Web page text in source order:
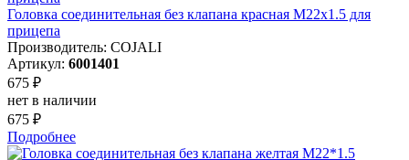
Головка соединительная без клапана красная M22x1.5 для
прицепа
Производитель: COJALI
Артикул: 6001401
675 ₽
нет в наличии
675 ₽
Подробнее